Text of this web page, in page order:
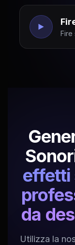
Fire
effetti
da
Utilizza la